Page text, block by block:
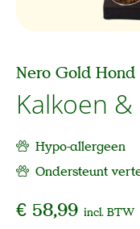
Nero Gold Hond
Kalkoen &
Hypo-allergeen
Ondersteunt
€ 58,99 incl. BTW